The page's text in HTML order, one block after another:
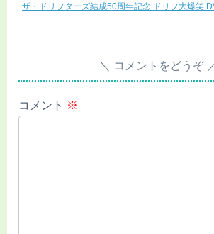
ザ・ドリフターズ結成50周年記念 ドリフ大爆笑
コメントをどうぞ
コメント ※